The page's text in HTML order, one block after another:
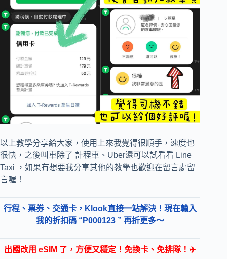
以上教學分享給大家，使用上來我覺得很順手，速度也
很快，之後叫車除了 計程車、Uber還可以試看看 Line
Taxi ，如果有想要我分享其他的教學也歡迎在留言處留
言喔！
行程、票券、交通卡，Klook直接一站解決！現在輸入
我的折扣碼 “P000123 ” 再折更多～
出國改用 eSIM 了，方便又穩定！免換卡、免排隊！✈️